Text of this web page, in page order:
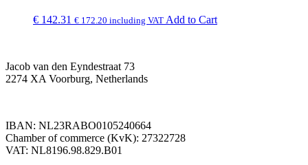
€ 142.31 € 172.20 including VAT Add to Cart
Jacob van den Eyndestraat 73
2274 XA Voorburg, Netherlands
IBAN: NL23RABO0105240664
Chamber of commerce (KvK): 27322728
VAT: NL8196.98.829.B01